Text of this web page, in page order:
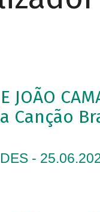
JOÃO
Canção
-